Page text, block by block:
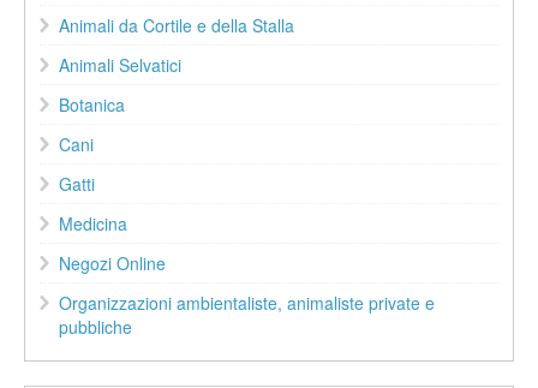
Animali da Cortile e della Stalla
Animali Selvatici
Botanica
Cani
Gatti
Medicina
Negozi Online
Organizzazioni ambientaliste, animaliste private e
pubbliche